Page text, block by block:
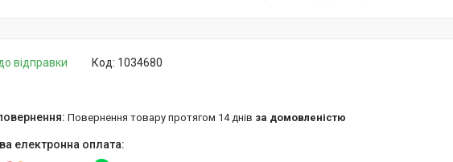
відправки Код: 1034680
повернення товару протягом 14 днів за домовленістю